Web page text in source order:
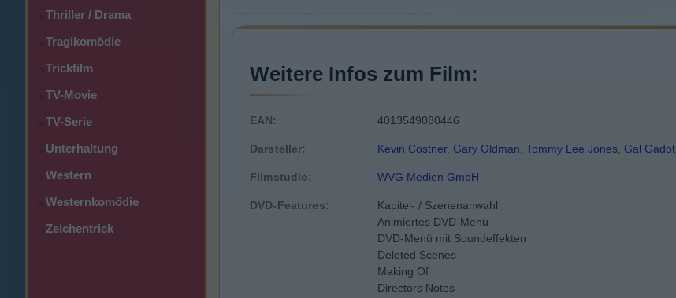
>Thriller / Drama
>Tragikomödie
>Trickfilm
>TV-Movie
>TV-Serie
>Unterhaltung
>Western
>Westernkomödie
>Zeichentrick
Weitere Infos zum Film:
EAN: 4013549080446
Darsteller: Kevin Costner, Gary Oldman Tommy Lee Jones Gal Gadot
Filmstudio: WVG Medien GmbH
DVD-Features:
Kapitel- / Szenenanwahl
Animiertes DVD-Menü
DVD-Menü mit Soundeffekten
Deleted Scenes
Making Of
Directors Notes